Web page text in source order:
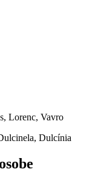
Lorenc, Vavro
Dulcínia